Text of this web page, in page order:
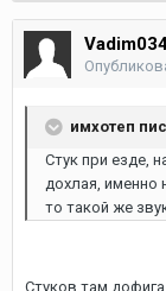
имхотеп
Стук при езде,
дохлая, именно
то такой же
Стуков там